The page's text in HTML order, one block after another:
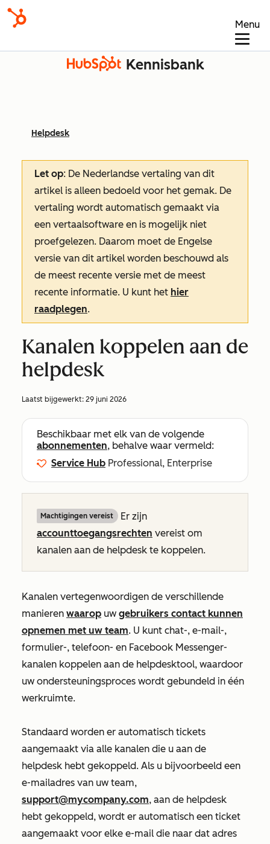
Menu
Kennisbank
Helpdesk
Let op: De Nederlandse vertaling van dit
artikel is alleen bedoeld voor het gemak. De
vertaling wordt automatisch gemaakt via
een vertaalsoftware en is mogelijk niet
proefgelezen. Daarom moet de Engelse
versie van dit artikel worden beschouwd als
de meest recente versie met de meest
recente informatie. U kunt het hier
raadplegen.
Kanalen koppelen aan de
helpdesk
Laatst bijgewerkt: 29 juni 2026
Beschikbaar met elk van de volgende
abonnementen, behalve waar vermeld:
Service Hub Professional, Enterprise
Machtigingen vereist
Er zijn
accounttoegangsrechten vereist om
kanalen aan de helpdesk te koppelen.
Kanalen vertegenwoordigen de verschillende
manieren waarop uw gebruikers contact kunnen
opnemen met uw team. U kunt chat-, e-mail-,
formulier-, telefoon- en Facebook Messenger-
kanalen koppelen aan de helpdesktool, waardoor
uw ondersteuningsproces wordt gebundeld in één
werkruimte.
Standaard worden er automatisch tickets
aangemaakt via alle kanalen die u aan de
helpdesk hebt gekoppeld. Als u bijvoorbeeld een
e-mailadres van uw team,
support@mycompany.com, aan de helpdesk
hebt gekoppeld, wordt er automatisch een ticket
aangemaakt voor elke e-mail die naar dat adres